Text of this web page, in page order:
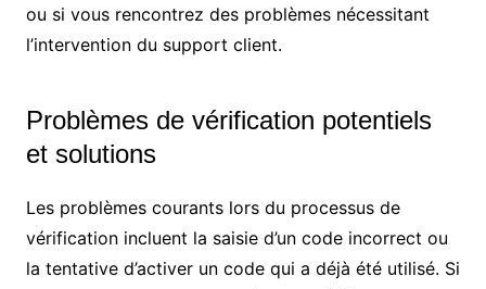
ou si vous rencontrez des problèmes nécessitant
l’intervention du support client.
Problèmes de vérification potentiels
et solutions
Les problèmes courants lors du processus de
vérification incluent la saisie d’un code incorrect ou
la tentative d’activer un code qui a déjà été utilisé. Si